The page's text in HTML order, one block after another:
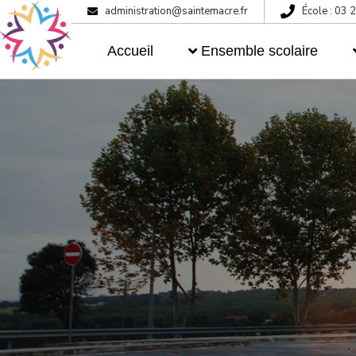
administration@saintemacre.fr École : 03
Accueil Ensemble scolaire
Projet éducatif
Éducation au numérique
Développement durable
Activités sportives –
UNSS/UGSEL
Certification Cambridge
Pastorale
Accompagnements
pédagogiques
Développement durable
Activités sportives –
UNSS/UGSEL
Certification Cambridge
Pastorale
Accompagnements
pédagogiques